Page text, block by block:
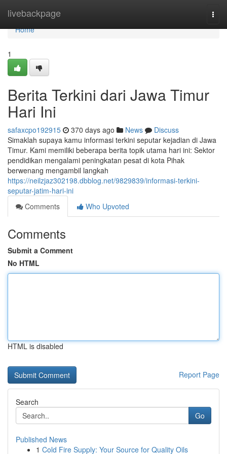
livebackpage
Home
Home
1
Berita Terkini dari Jawa Timur
Hari Ini
safaxcpo192915 370 days ago News
Discuss
Simaklah supaya kamu informasi terkini seputar kejadian di Jawa
Timur. Kami memiliki beberapa berita topik utama hari ini: Sektor
pendidikan mengalami peningkatan pesat di kota Pihak
berwenang mengambil langkah
https://neilzjaz302198.dbblog.net/9829839/informasi-terkini-
seputar-jatim-hari-ini
Comments
Who Upvoted
Comments
Submit a Comment
No HTML
HTML is disabled
Report Page
Search
Go
Published News
1 Cold Fire Supply: Your Source for Quality Oils